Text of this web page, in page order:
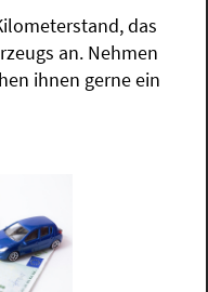
das
an. Nehmen
ihnen gerne ein